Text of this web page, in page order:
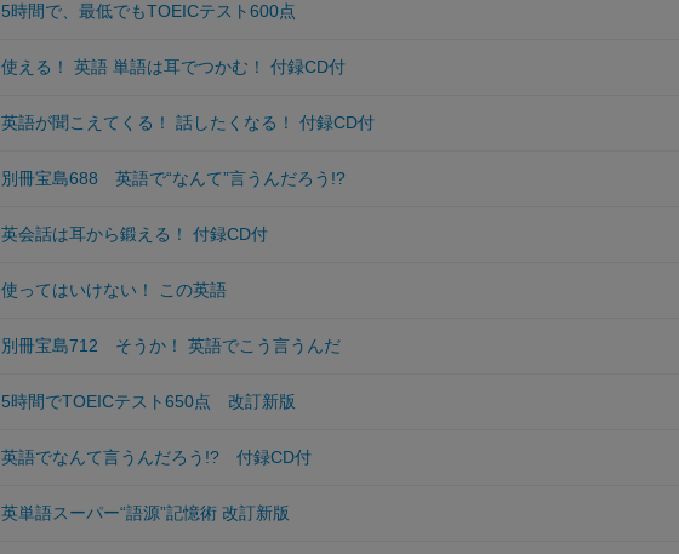
5時間で、最低でもTOEICテスト600点
使える！ 英語 単語は耳でつかむ！ 付録CD付
英語が聞こえてくる！ 話したくなる！ 付録CD付
別冊宝島688 英語で“なんて”言うんだろう!?
英会話は耳から鍛える！ 付録CD付
使ってはいけない！ この英語
別冊宝島712 そうか！ 英語でこう言うんだ
5時間でTOEICテスト650点 改訂新版
英語でなんて言うんだろう!? 付録CD付
英単語スーパー“語源”記憶術 改訂新版